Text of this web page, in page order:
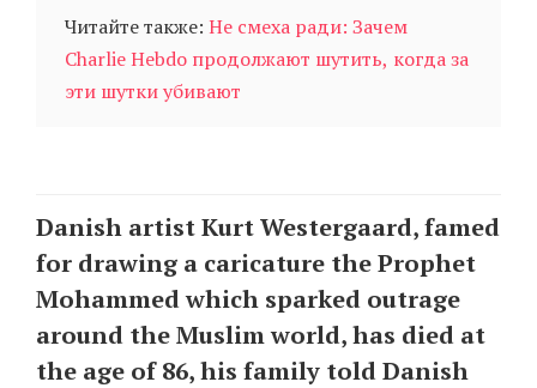
Читайте также: Не смеха ради: Зачем
Charlie Hebdo продолжают шутить, когда за
эти шутки убивают
Danish artist Kurt Westergaard, famed
for drawing a caricature the Prophet
Mohammed which sparked outrage
around the Muslim world, has died at
the age of 86, his family told Danish